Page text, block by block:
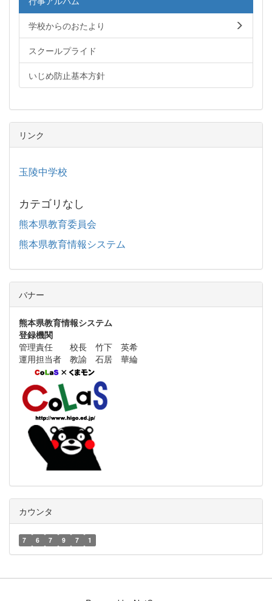
学校からのおたより
スクールプライド
いじめ防止基本方針
リンク
玉陵中学校
カテゴリなし
熊本県教育委員会
熊本県教育情報システム
バナー
熊本県教育情報システム
登録機関
管理責任 校長 竹下 英希
運用担当者 教諭 石居 華綸
カウンタ
7 6 7 9 7 1